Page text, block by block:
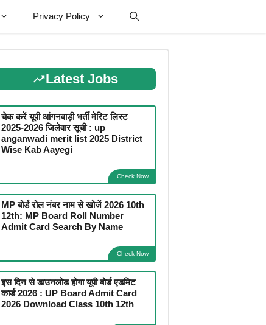
Privacy Policy
Latest Jobs
चेक करें यूपी आंगनवाड़ी भर्ती मेरिट लिस्ट
2025-2026 जिलेवार सूची : up
anganwadi merit list 2025 District
Wise Kab Aayegi
Check Now
MP बोर्ड रोल नंबर नाम से खोजें 2026 10th
12th: MP Board Roll Number
Admit Card Search By Name
Check Now
इस दिन से डाउनलोड होगा यूपी बोर्ड एडमिट
कार्ड 2026 : UP Board Admit Card
2026 Download Class 10th 12th